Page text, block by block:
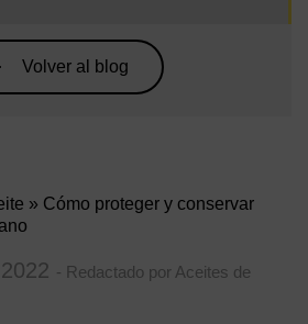
Volver al blog
» Cómo proteger y conservar
- Redactado por Aceites de